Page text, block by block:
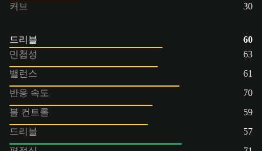
커브
30
드리블
60
민첩성
63
밸런스
61
반응 속도
70
볼 컨트롤
59
드리블
57